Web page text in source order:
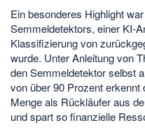
Ein besonderes Highlight
Semmeldetektors, einer KI-
Klassifizierung von
wurde. Unter Anleitung von
den Semmeldetektor selbst
von über 90 Prozent
Menge als Rückläufer aus
und spart so finanzielle